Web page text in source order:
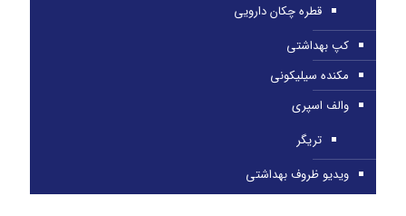
قطره چکان دارویی
کپ بهداشتی
مکنده سیلیکونی
والف اسپری
تریگر
ویدیو ظروف بهداشتی